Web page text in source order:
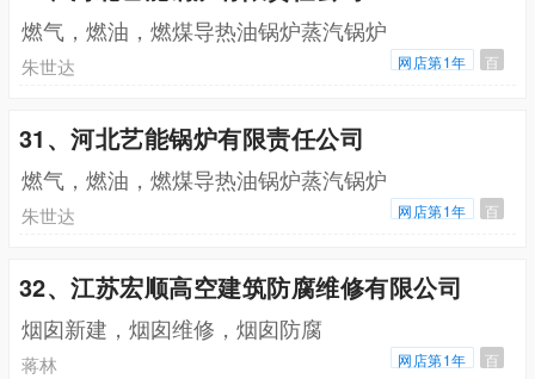
燃气，燃油，燃煤导热油锅炉蒸汽锅炉
朱世达 网店第1年 百
31、河北艺能锅炉有限责任公司
燃气，燃油，燃煤导热油锅炉蒸汽锅炉
朱世达 网店第1年 百
32、江苏宏顺高空建筑防腐维修有限公司
烟囱新建，烟囱维修，烟囱防腐
蒋林 网店第1年 百